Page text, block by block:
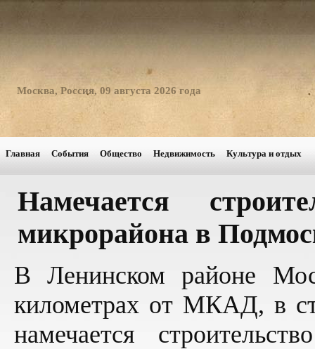
Москва, Россия, 09 августа 2026 года
Главная События Общество Недвижимость Культура и отдых
Намечается
микрорайона в
В Ленинском районе
километрах от МКАД, в
намечается